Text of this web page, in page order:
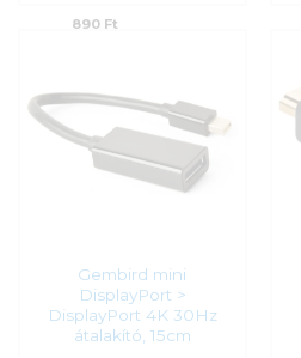
890 Ft
Gembird mini
DisplayPort >
DisplayPort 4K 30Hz
átalakító, 15cm